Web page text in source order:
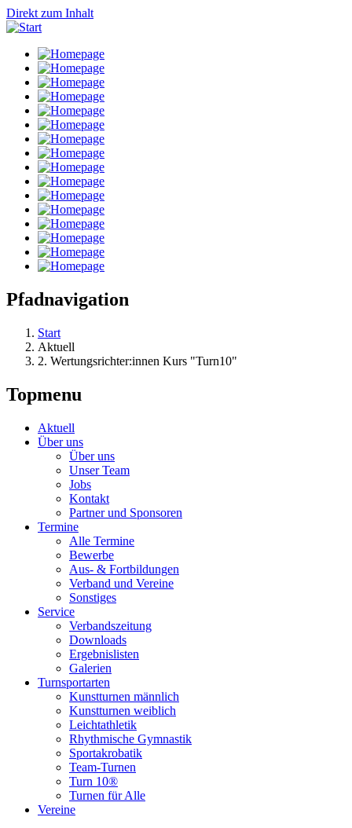
Direkt zum Inhalt
Pfadnavigation
Start
Aktuell
2. Wertungsrichter:innen Kurs "Turn10"
Topmenu
Aktuell
Über uns
Über uns
Unser Team
Jobs
Kontakt
Partner und Sponsoren
Termine
Alle Termine
Bewerbe
Aus- & Fortbildungen
Verband und Vereine
Sonstiges
Service
Verbandszeitung
Downloads
Ergebnislisten
Galerien
Turnsportarten
Kunstturnen männlich
Kunstturnen weiblich
Leichtathletik
Rhythmische Gymnastik
Sportakrobatik
Team-Turnen
Turn 10®
Turnen für Alle
Vereine